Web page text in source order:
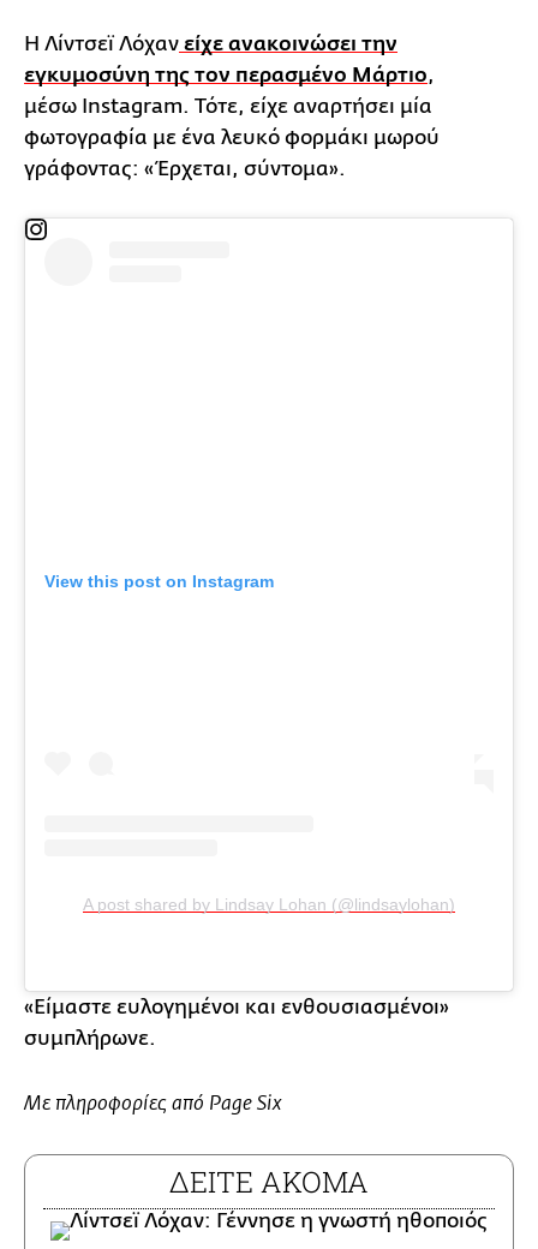
Η Λίντσεϊ Λόχαν είχε ανακοινώσει την
εγκυμοσύνη της τον περασμένο Μάρτιο,
μέσω Instagram. Τότε, είχε αναρτήσει μία
φωτογραφία με ένα λευκό φορμάκι μωρού
γράφοντας: «Έρχεται, σύντομα».
View this post on Instagram
A post shared by Lindsay Lohan (@lindsaylohan)
«Είμαστε ευλογημένοι και ενθουσιασμένοι»
συμπλήρωνε.
Με πληροφορίες από Page Six
ΔΕΙΤΕ ΑΚΟΜΑ